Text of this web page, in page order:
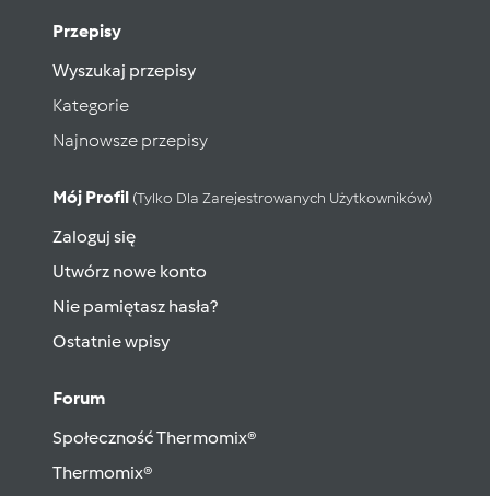
Przepisy
Wyszukaj przepisy
Kategorie
Najnowsze przepisy
Mój Profil (tylko Dla Zarejestrowanych Użytkowników)
Zaloguj się
Utwórz nowe konto
Nie pamiętasz hasła?
Ostatnie wpisy
Forum
Społeczność Thermomix®
Thermomix®